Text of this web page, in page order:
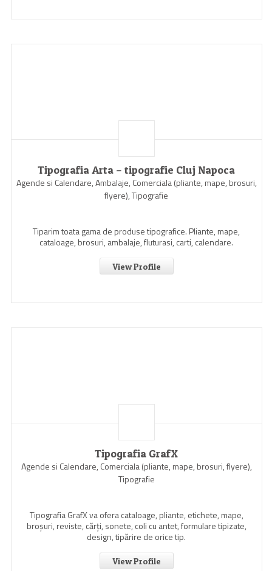
Tipografia Arta – tipografie Cluj Napoca
Agende si Calendare, Ambalaje, Comerciala (pliante, mape, brosuri,
flyere), Tipografie
Tiparim toata gama de produse tipografice. Pliante, mape,
cataloage, brosuri, ambalaje, fluturasi, carti, calendare.
View Profile
Tipografia GrafX
Agende si Calendare, Comerciala (pliante, mape, brosuri, flyere),
Tipografie
Tipografia GrafX va ofera cataloage, pliante, etichete, mape,
broşuri, reviste, cărţi, sonete, coli cu antet, formulare tipizate,
design, tipărire de orice tip.
View Profile